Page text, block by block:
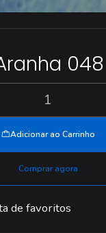
048
Adicionar ao Carrinho
Comprar agora
de favoritos